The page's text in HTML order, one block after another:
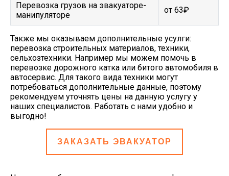
Перевозка грузов на эвакуаторе-
манипуляторе
от 63₽
Также мы оказываем дополнительные усулги:
перевозка строительных материалов, техники,
сельхозтехники. Например мы можем помочь в
перевозке дорожного катка или битого автомобиля в
автосервис. Для такого вида техники могут
потребоваться дополнительные данные, поэтому
рекомендуем уточнять цены на данную услугу у
наших специалистов. Работать с нами удобно и
выгодно!
ЗАКАЗАТЬ ЭВАКУАТОР